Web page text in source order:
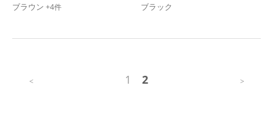
ブラウン +4件 ブラック
< 1 2 >